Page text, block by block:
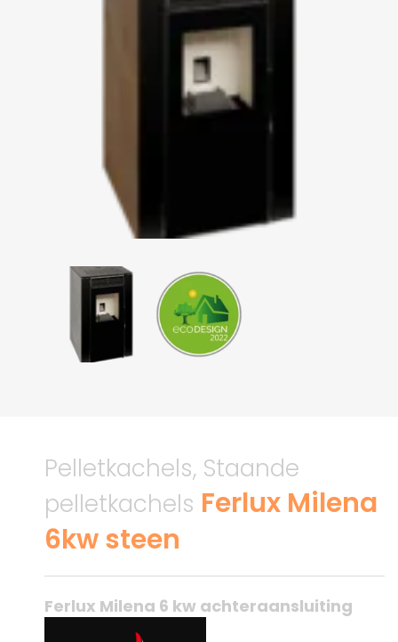
Pelletkachels, Staande
pelletkachels Ferlux Milena
6kw steen
Ferlux Milena 6 kw achteraansluiting